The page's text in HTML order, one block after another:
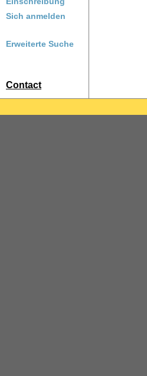
Sich anmelden
Erweiterte Suche
Contact